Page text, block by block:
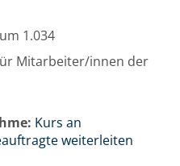
1.034
Mitarbeiter/innen der
Kurs an
weiterleiten